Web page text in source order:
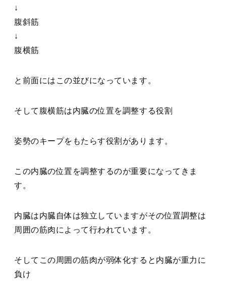
↓
腹斜筋
↓
腹横筋
と前面にはこの並びになっています。
そして腹横筋は内臓の位置を調整する役割
姿勢のキープをもたらす役割があります。
この内臓の位置を調整するのが重要になってきま
す。
内臓は内臓自体は独立していますがその位置調整は
周囲の筋肉によって行われています。
そしてこの周囲の筋肉が弱体化すると内臓が重力に
負け